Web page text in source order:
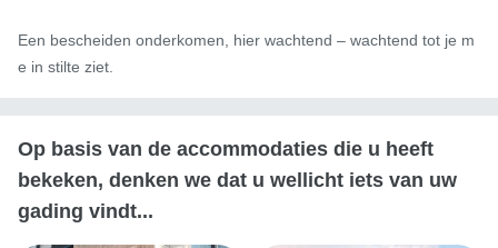
Een bescheiden onderkomen, hier wachtend – wachtend tot je m
e in stilte ziet.
Op basis van de accommodaties die u heeft
bekeken, denken we dat u wellicht iets van uw
gading vindt...